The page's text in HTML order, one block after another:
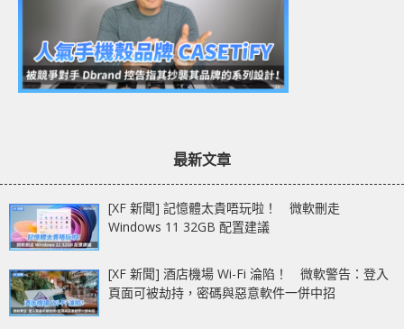
最新文章
[XF 新聞] 記憶體太貴唔玩啦！ 微軟刪走
Windows 11 32GB 配置建議
[XF 新聞] 酒店機場 Wi-Fi 淪陷！ 微軟警告：登入
頁面可被劫持，密碼與惡意軟件一併中招